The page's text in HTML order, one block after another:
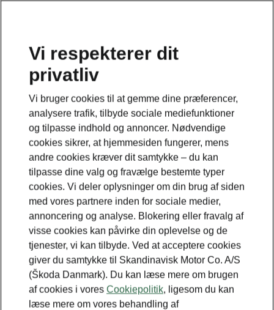
Vi respekterer dit
privatliv
Vi bruger cookies til at gemme dine præferencer,
analysere trafik, tilbyde sociale mediefunktioner
og tilpasse indhold og annoncer. Nødvendige
cookies sikrer, at hjemmesiden fungerer, mens
andre cookies kræver dit samtykke – du kan
tilpasse dine valg og fravælge bestemte typer
cookies. Vi deler oplysninger om din brug af siden
med vores partnere inden for sociale medier,
annoncering og analyse. Blokering eller fravalg af
visse cookies kan påvirke din oplevelse og de
tjenester, vi kan tilbyde. Ved at acceptere cookies
giver du samtykke til Skandinavisk Motor Co. A/S
(Škoda Danmark). Du kan læse mere om brugen
af cookies i vores Cookiepolitik, ligesom du kan
læse mere om vores behandling af